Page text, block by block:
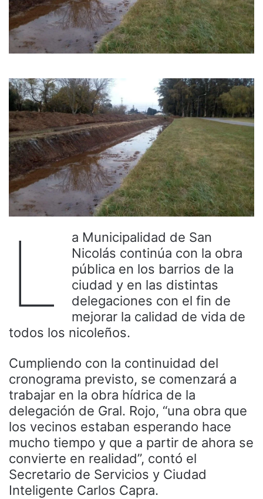
L
a Municipalidad de San
Nicolás continúa con la obra
pública en los barrios de la
ciudad y en las distintas
delegaciones con el fin de
mejorar la calidad de vida de
todos los nicoleños.
Cumpliendo con la continuidad del
cronograma previsto, se comenzará a
trabajar en la obra hídrica de la
delegación de Gral. Rojo, “una obra que
los vecinos estaban esperando hace
mucho tiempo y que a partir de ahora se
convierte en realidad”, contó el
Secretario de Servicios y Ciudad
Inteligente Carlos Capra.